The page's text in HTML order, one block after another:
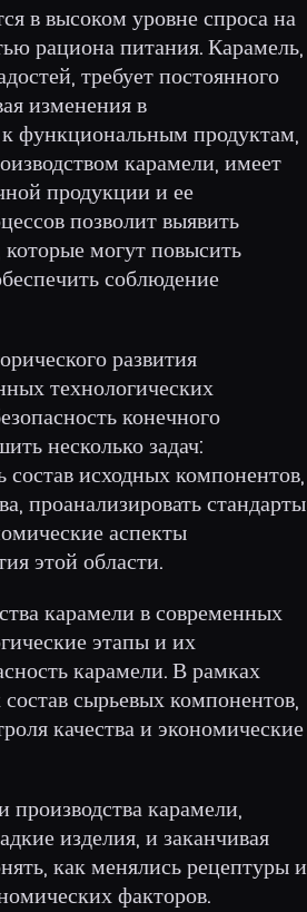
в высоком уровне спроса на
рациона питания. Карамель,
требует постоянного
изменения в
функциональным продуктам,
карамели, имеет
продукции и ее
позволит выявить
могут повысить
соблюдение
развития
технологических
конечного
несколько задач:
состав исходных компонентов,
проанализировать стандарты
аспекты
этой области.
карамели в современных
этапы и их
карамели. В рамках
сырьевых компонентов,
качества и экономические
производства карамели,
изделия, и заканчивая
как менялись рецептуры и
факторов.